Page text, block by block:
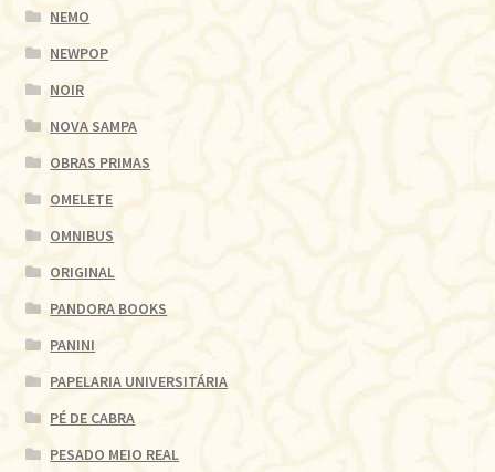
NEMO
NEWPOP
NOIR
NOVA SAMPA
OBRAS PRIMAS
OMELETE
OMNIBUS
ORIGINAL
PANDORA BOOKS
PANINI
PAPELARIA UNIVERSITÁRIA
PÉ DE CABRA
PESADO MEIO REAL